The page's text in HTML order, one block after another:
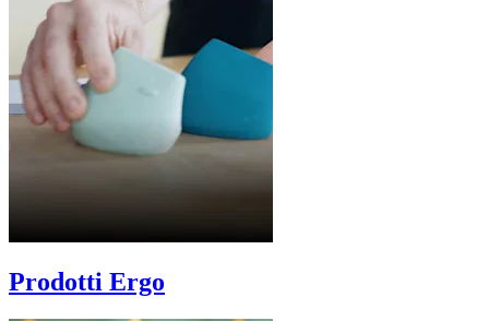
Prodotti Ergo